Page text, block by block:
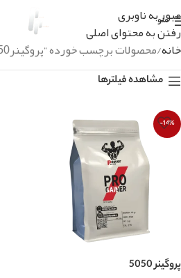
عبور به ناوبری
رفتن به محتوای اصلی
منو
خانه محصولات برچسب خورده “پروگینر5050”
مشاهده فیلترها
-14%
پروگینر 5050